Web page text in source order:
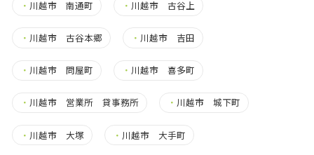
・ 川越市 南通町 ・ 川越市 古谷上
・ 川越市 古谷本郷 ・ 川越市 吉田
・ 川越市 問屋町 ・ 川越市 喜多町
・ 川越市 営業所 貸事務所 ・ 川越市 城下町
・ 川越市 大塚 ・ 川越市 大手町